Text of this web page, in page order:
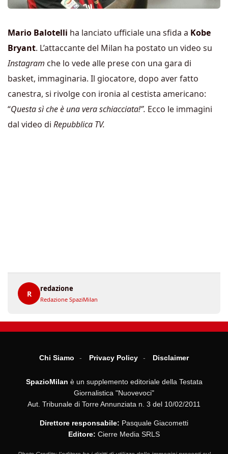
Mario Balotelli ha lanciato ufficiale una sfida a Kobe
Bryant. L’attaccante del Milan ha postato un video su
Instagram che lo vede alle prese con una gara di
basket, immaginaria. Il giocatore, dopo aver fatto
canestra, si rivolge con ironia al cestista americano:
“Questa sì che è una vera schiacciata!”. Ecco le immagini
dal video di Repubblica TV.
R
redazione
Redazione SpaziMilan
Chi Siamo Privacy Policy Disclaimer
SpazioMilan è un supplemento editoriale della Testata
Giornalistica "Nuovevoci"
Aut. Tribunale di Torre Annunziata n. 3 del 10/02/2011
Direttore responsabile: Pasquale Giacometti
Editore: Cierre Media SRLS